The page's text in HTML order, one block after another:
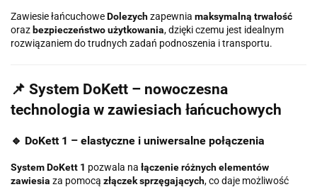
Zawiesie łańcuchoweDolezychzapewnia maksymalną trwałość
oraz bezpieczeństwo użytkowania, dzięki czemu jest idealnym
rozwiązaniem do trudnych zadań podnoszenia i transportu.
📌 System DoKett – nowoczesna
technologia w zawiesiach łańcuchowych
🔹 DoKett 1 – elastyczne i uniwersalne połączenia
System DoKett 1 pozwala na łączenie różnych elementów
zawiesia za pomocą złączek sprzęgających, co daje możliwość